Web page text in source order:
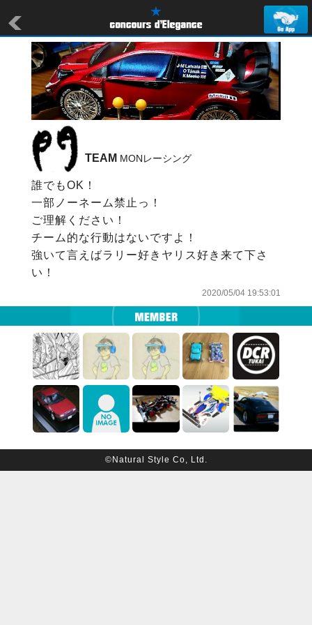
TEAM MONレーシング
誰でもOK！
一部ノーネーム禁止っ！
ご理解ください！
チーム的な行動はないですよ！
強いて言えばラリー好きヤリス好き来て下さ
2020/05/04 19:53:01
©Natural Style Co, Ltd.